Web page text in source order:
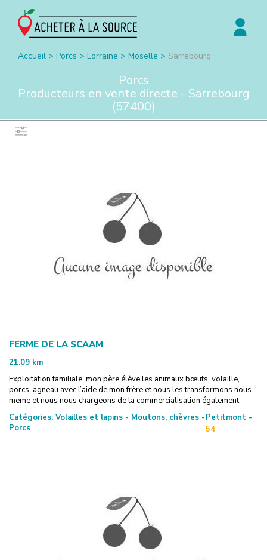
Accueil > Porcs > Lorraine > Moselle > Sarrebourg
Porcs
Producteurs en vente directe - Sarrebourg
(57400)
FERME DE LA SCAAM
21.09 km
Exploitation familiale, mon père élève les animaux bœufs, volaille,
porcs, agneau avec l’aide de mon frère et nous les transformons nous
meme et nous nous chargeons de la commercialisation également
Catégories: Volailles et lapins - Moutons, chèvres -
Porcs
Petitmont -
54